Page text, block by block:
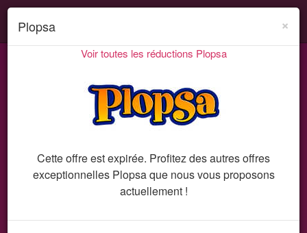
ou
Search×
Plopsa
Voir toutes les réductions Plopsa
Cette offre est expirée. Profitez des autres offres
exceptionnelles Plopsa que nous vous proposons
actuellement !